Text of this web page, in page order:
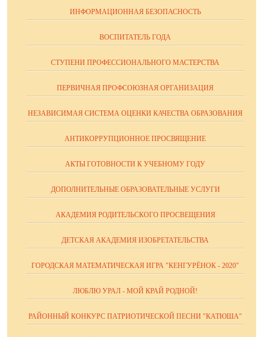
ИНФОРМАЦИОННАЯ БЕЗОПАСНОСТЬ
ВОСПИТАТЕЛЬ ГОДА
СТУПЕНИ ПРОФЕССИОНАЛЬНОГО МАСТЕРСТВА
ПЕРВИЧНАЯ ПРОФСОЮЗНАЯ ОРГАНИЗАЦИЯ
НЕЗАВИСИМАЯ СИСТЕМА ОЦЕНКИ КАЧЕСТВА ОБРАЗОВАНИЯ
АНТИКОРРУПЦИОННОЕ ПРОСВЯЩЕНИЕ
АКТЫ ГОТОВНОСТИ К УЧЕБНОМУ ГОДУ
ДОПОЛНИТЕЛЬНЫЕ ОБРАЗОВАТЕЛЬНЫЕ УСЛУГИ
АКАДЕМИЯ РОДИТЕЛЬСКОГО ПРОСВЕЩЕНИЯ
ДЕТСКАЯ АКАДЕМИЯ ИЗОБРЕТАТЕЛЬСТВА
ГОРОДСКАЯ МАТЕМАТИЧЕСКАЯ ИГРА "КЕНГУРЁНОК - 2020"
ЛЮБЛЮ УРАЛ - МОЙ КРАЙ РОДНОЙ!
РАЙОННЫЙ КОНКУРС ПАТРИОТИЧЕСКОЙ ПЕСНИ "КАТЮША"